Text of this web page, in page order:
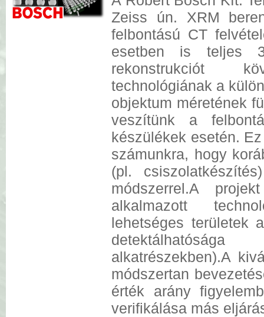
Zeiss ún. XRM
felbontású CT
esetben is teljes
rekonstrukciót
technológiának a
objektum méretének
veszítünk a
készülékek esetén.
számunkra, hogy
(pl.
módszerrel.A
alkalmazott
lehetséges területek
alkatrészekben).A
módszertan
érték arány
verifikálása más